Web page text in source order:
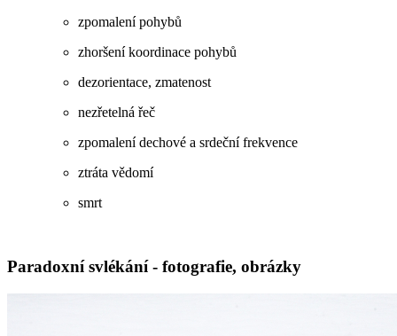
zpomalení pohybů
zhoršení koordinace pohybů
dezorientace, zmatenost
nezřetelná řeč
zpomalení dechové a srdeční frekvence
ztráta vědomí
smrt
Paradoxní svlékání - fotografie, obrázky